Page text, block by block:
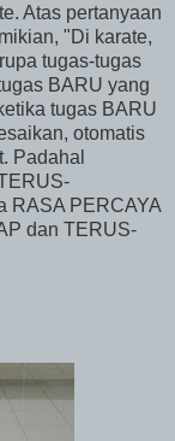
Atas pertanyaan
"Di karate,
tugas-tugas
BARU yang
tugas BARU
otomatis
Padahal
RASA PERCAYA
dan TERUS-